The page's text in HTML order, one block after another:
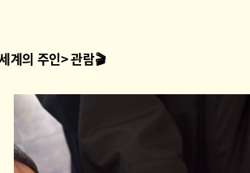
계의 주인> 관람🎬